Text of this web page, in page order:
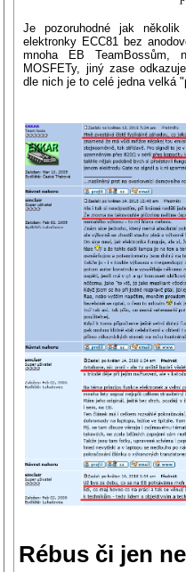
Je pozoruhodné jak
elektronky ECC81 bez
mnoha EB
MOSFETy, jiný zase
dle nich je to celé jedna velká
Rébus či jen